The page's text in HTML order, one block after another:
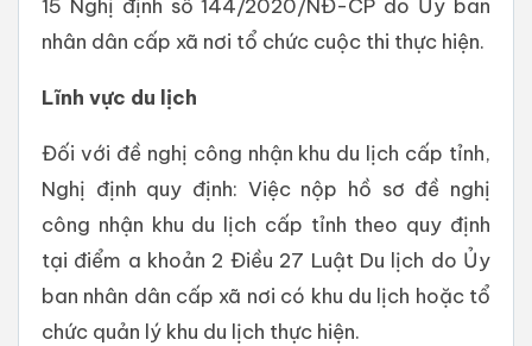
15 Nghị định số 144/2020/NĐ-CP do Ủy ban
nhân dân cấp xã nơi tổ chức cuộc thi thực hiện.
Lĩnh vực du lịch
Đối với đề nghị công nhận khu du lịch cấp tỉnh,
Nghị định quy định: Việc nộp hồ sơ đề nghị
công nhận khu du lịch cấp tỉnh theo quy định
tại điểm a khoản 2 Điều 27 Luật Du lịch do Ủy
ban nhân dân cấp xã nơi có khu du lịch hoặc tổ
chức quản lý khu du lịch thực hiện.